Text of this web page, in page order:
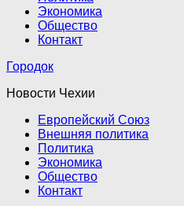
Экономика
Общество
Контакт
Городок
Новости Чехии
Европейский Союз
Внешняя политика
Политика
Экономика
Общество
Контакт